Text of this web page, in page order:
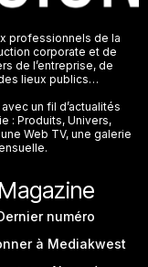
professionnels de la
corporate et de
de l’entreprise, de
lieux publics…
un fil d’actualités
: Produits, Univers,
Web TV, une galerie
Magazine
numéro
à Mediakwest